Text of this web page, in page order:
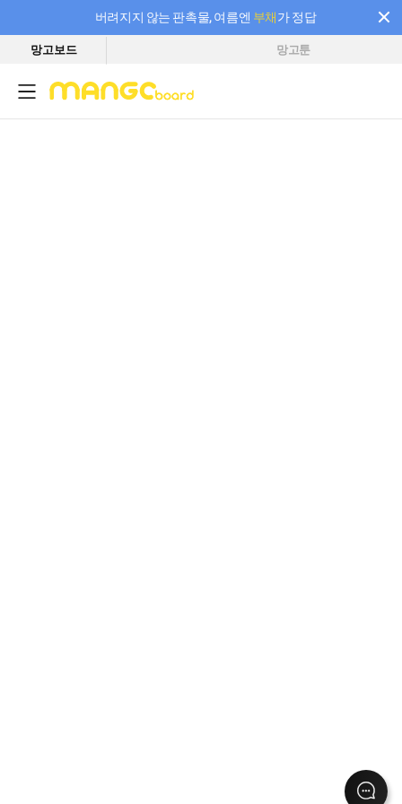
버려지지 않는 판촉물, 여름엔 부채가 정답
필요한 만큼 충전하고 끊김 없이 작업하세요! 새로워진 AI 부스터 요금제
망고보드 망고툰